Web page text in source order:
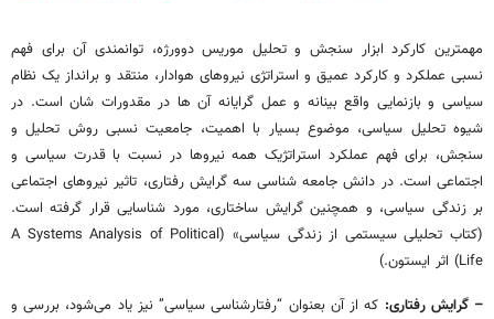
مهمترین کارکرد ابزار سنجش و تحلیل موریس دوورژه، توانمندی آن برای فهم
نسبی عملکرد و کارکرد عمیق و استراتژی نیروهای هوادار، منتقد و برانداز یک نظام
سیاسی و بازنمایی واقع بینانه و عمل گرایانه آن ها در مقدورات شان است. در
شیوه تحلیل سیاسی، موضوع بسیار با اهمیت، جامعیت نسبی روش تحلیل و
سنجش، برای فهم عملکرد استراتژیک همه نیروها در نسبت با قدرت سیاسی و
اجتماعی است. در دانش جامعه شناسی سه گرایش رفتاری، تاثیر نیروهای اجتماعی
بر زندگی سیاسی، و همچنین گرایش ساختاری، مورد شناسایی قرار گرفته است.
(کتاب تحلیلی سیستمی از زندگی سیاسی» (A Systems Analysis of Political
Life) اثر ایستون.)
– گرایش رفتاری: که از آن بعنوان “رفتارشناسی سیاسی” نیز یاد می‌شود، بررسی و